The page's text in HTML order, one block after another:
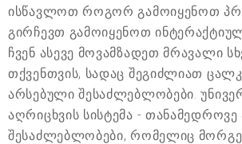
ისწავლოთ როგორ გამოიყენოთ
გირჩევთ გამოიყენოთ
ჩვენ ასევე მოვამზადეთ მრავალი
თქვენთვის, სადაც შეგიძლიათ
არსებული შესაძლებლობები.
აღრიცხვის სისტემა - თანამედროვე
შესაძლებლობები, რომელიც